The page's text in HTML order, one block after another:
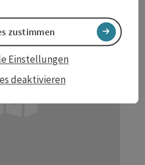
deaktivieren
Einstellungen
zustimmen